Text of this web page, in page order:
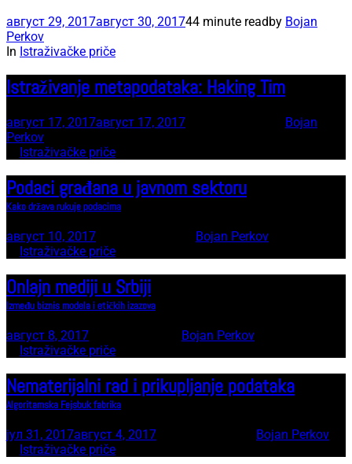
август 29, 2017август 30, 201744 minute readby Bojan
Perkov
In Istraživačke priče
Istraživanje metapodataka: Haking Tim
август 17, 2017август 17, 2017
Bojan
Perkov
Istraživačke priče
Podaci građana u javnom sektoru
Kako država rukuje podacima
август 10, 2017
Bojan Perkov
Istraživačke priče
Onlajn mediji u Srbiji
Između biznis modela i etičkih izazova
август 8, 2017
Bojan Perkov
Istraživačke priče
Nematerijalni rad i prikupljanje podataka
Algoritamska Fejsbuk fabrika
јул 31, 2017август 4, 2017
Bojan Perkov
Istraživačke priče